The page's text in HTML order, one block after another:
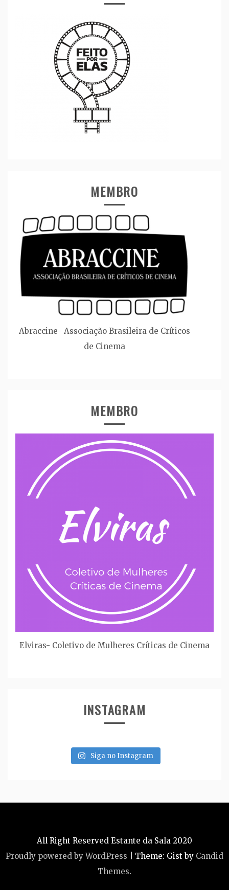
MEMBRO
Abraccine- Associação Brasileira de Críticos
de Cinema
MEMBRO
Elviras- Coletivo de Mulheres Críticas de Cinema
INSTAGRAM
Siga no Instagram
All Right Reserved Estante da Sala 2020
Proudly powered by WordPress
Theme: Gist by Candid
Themes.